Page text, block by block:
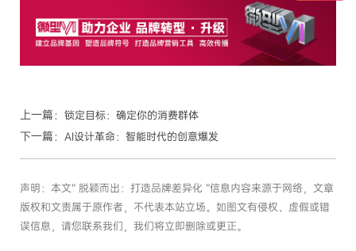
上一篇： 锁定目标：确定你的消费群体
下一篇： AI设计革命：智能时代的创意爆发
声明：本文“ 脱颖而出：打造品牌差异化 ”信息内容来源于网络，文章
版权和文责属于原作者，不代表本站立场。如图文有侵权、虚假或错
误信息，请您联系我们，我们将立即删除或更正。